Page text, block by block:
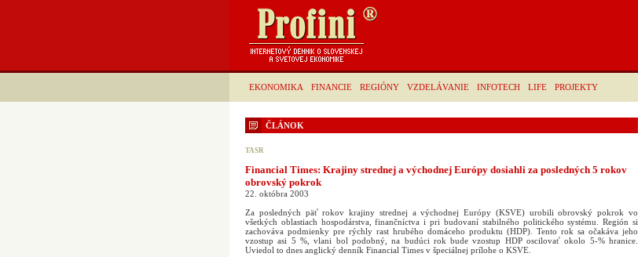
EKONOMIKA FINANCIE REGIÓNY VZDELÁVANIE INFOTECH LIFE PROJEKTY
ČLÁNOK
TASR
Financial Times: Krajiny strednej a východnej Európy dosiahli za posledných 5 rokov
obrovský pokrok
22. októbra 2003
Za posledných päť rokov krajiny strednej a východnej Európy (KSVE) urobili obrovský pokrok vo
všetkých oblastiach hospodárstva, finančníctva i pri budovaní stabilného politického systému. Región si
zachováva podmienky pre rýchly rast hrubého domáceho produktu (HDP). Tento rok sa očakáva jeho
vzostup asi 5 %, vlani bol podobný, na budúci rok bude vzostup HDP oscilovať okolo 5-% hranice.
Uviedol to dnes anglický denník Financial Times v špeciálnej prílohe o KSVE.